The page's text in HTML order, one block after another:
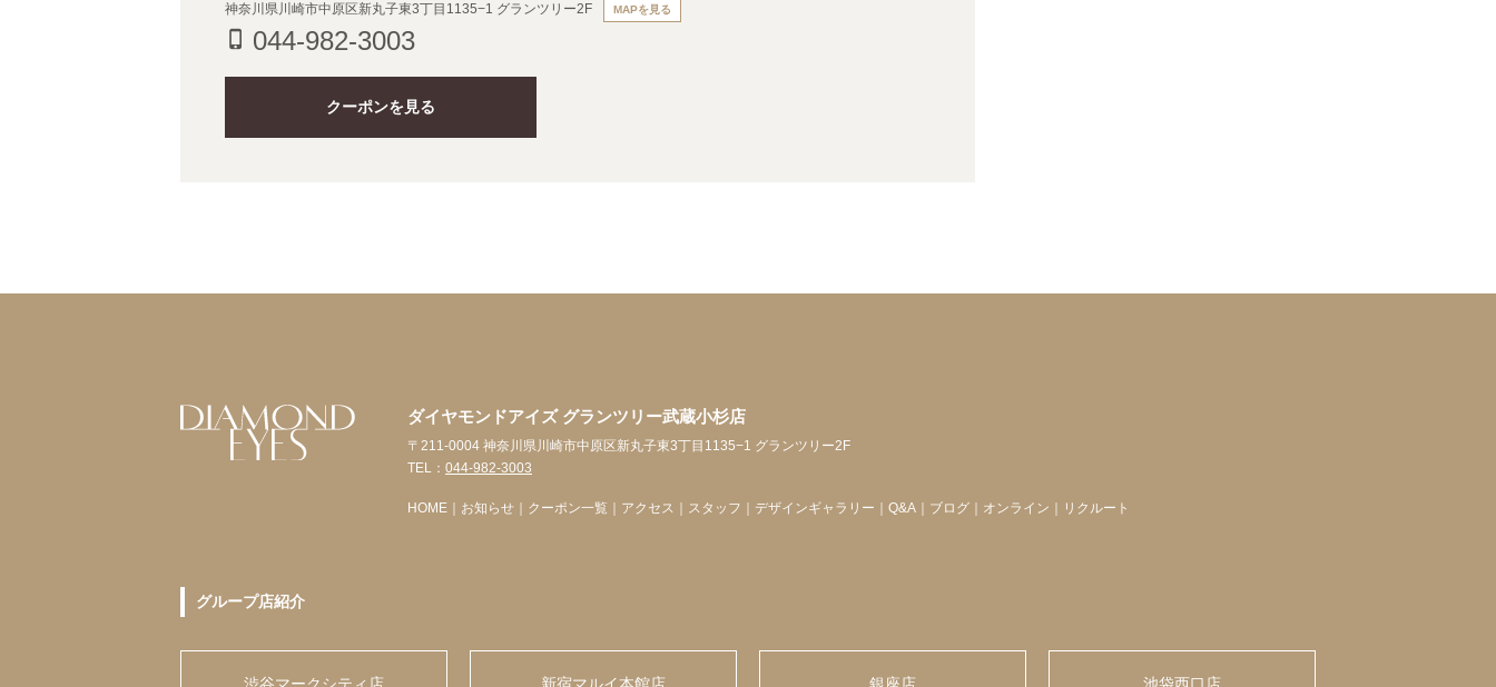
神奈川県川崎市中原区新丸子東3丁目1135−1 グランツリー2F MAPを見る
phone_iphone 044-982-3003
クーポンを見る
ダイヤモンドアイズ グランツリー武蔵小杉店
〒211-0004 神奈川県川崎市中原区新丸子東3丁目1135−1 グランツリー2F
TEL： 044-982-3003
HOME お知らせ クーポン一覧 アクセス スタッフ デザインギャラリー Q&A ブログ オンライン リクルート
グループ店紹介